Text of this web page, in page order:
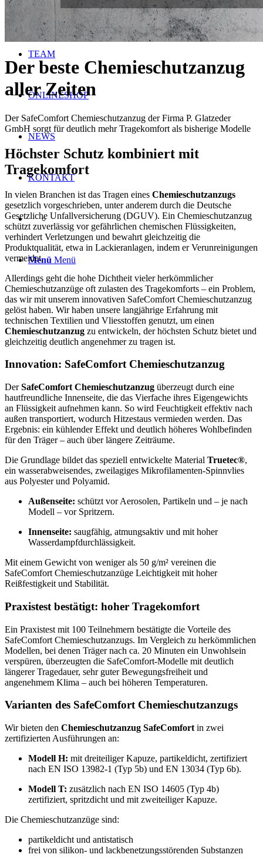
Safepad food Saugeinlage für Fleisch und Fisch
TEAM
ONLINESHOP
NEWS
KONTAKT
Menü Menü
Der beste Chemieschutzanzug
aller Zeiten
Der SafeComfort Chemieschutzanzug der Firma P. Glatzeder
GmbH sorgt für deutlich mehr Tragekomfort als bisherige Modelle
Höchster Schutz kombiniert mit
Tragekomfort
In vielen Branchen ist das Tragen eines Chemieschutzanzugs
gesetzlich vorgeschrieben, unter anderem durch die Deutsche
Gesetzliche Unfallversicherung (DGUV). Ein Chemieschutzanzug
schützt zuverlässig vor gefährlichen chemischen Flüssigkeiten,
verhindert Verletzungen und bewahrt gleichzeitig die
Produktqualität, etwa in Lackieranlagen, indem er Verunreinigungen
vermeidet.
Allerdings geht die hohe Dichtheit vieler herkömmlicher
Chemieschutzanzüge oft zulasten des Tragekomforts – ein Problem,
das wir mit unserem innovativen SafeComfort Chemieschutzanzug
gelöst haben. Wir haben unsere langjährige Erfahrung mit
technischen Textilien und Vliesstoffen genutzt, um einen
Chemieschutzanzug zu entwickeln, der höchsten Schutz bietet und
gleichzeitig deutlich angenehmer zu tragen ist.
Innovation: SafeComfort Chemieschutzanzug
DerSafeComfort Chemieschutzanzug überzeugt durch eine
hautfreundliche Innenseite, die das Vierfache ihres Eigengewichts
an Flüssigkeit aufnehmen kann. So wird Feuchtigkeit effektiv nach
außen transportiert, wodurch Hitzestaus vermieden werden. Das
Ergebnis: ein kühlender Effekt und deutlich höheres Wohlbefinden
für den Träger – auch über längere Zeiträume.
Die Grundlage bildet das speziell entwickelte Material Truetec®,
ein wasserabweisendes, zweilagiges Mikrofilamenten-Spinnvlies
aus Polyester und Polyamid.
Außenseite: schützt vor Aerosolen, Partikeln und – je nach
Modell – vor Spritzern.
Innenseite: saugfähig, atmungsaktiv und mit hoher
Wasserdampfdurchlässigkeit.
Mit einem Gewicht von weniger als 50 g/m² vereinen die
SafeComfort Chemieschutzanzüge Leichtigkeit mit hoher
Reißfestigkeit und Stabilität.
Praxistest bestätigt: hoher Tragekomfort
Ein Praxistest mit 100 Teilnehmern bestätigte die Vorteile des
SafeComfort Chemieschutzanzugs. Im Vergleich zu herkömmlichen
Modellen, bei denen Träger nach ca. 20 Minuten ein Unwohlsein
verspüren, überzeugten die SafeComfort-Modelle mit deutlich
längerer Tragedauer, sehr guter Bewegungsfreiheit und
angenehmem Klima – auch bei höheren Temperaturen.
Varianten des SafeComfort Chemieschutzanzugs
Wir bieten den Chemieschutzanzug SafeComfort in zwei
zertifizierten Ausführungen an:
Modell H: mit dreiteiliger Kapuze, partikeldicht, zertifiziert
nach EN ISO 13982-1 (Typ 5b) und EN 13034 (Typ 6b).
Modell T: zusätzlich nach EN ISO 14605 (Typ 4b)
zertifiziert, spritzdicht und mit zweiteiliger Kapuze.
Die Chemieschutzanzüge sind:
partikeldicht und antistatisch
frei von silikon- und lackbenetzungsstörenden Substanzen